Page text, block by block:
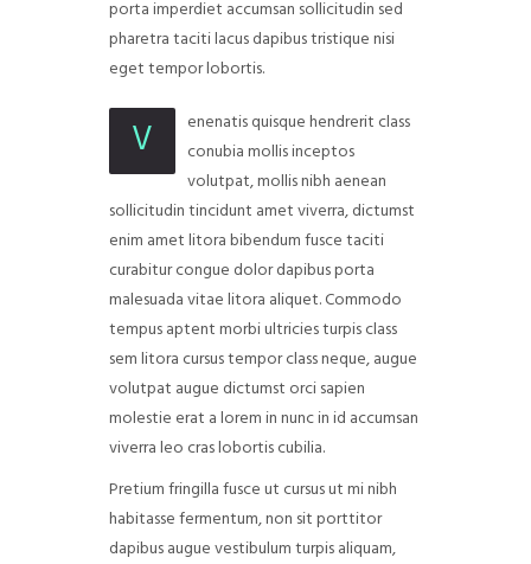
porta imperdiet accumsan sollicitudin sed
pharetra taciti lacus dapibus tristique nisi
eget tempor lobortis.
V
enenatis quisque hendrerit class
conubia mollis inceptos
volutpat, mollis nibh aenean
sollicitudin tincidunt amet viverra, dictumst
enim amet litora bibendum fusce taciti
curabitur congue dolor dapibus porta
malesuada vitae litora aliquet. Commodo
tempus aptent morbi ultricies turpis class
sem litora cursus tempor class neque, augue
volutpat augue dictumst orci sapien
molestie erat a lorem in nunc in id accumsan
viverra leo cras lobortis cubilia.
Pretium fringilla fusce ut cursus ut mi nibh
habitasse fermentum, non sit porttitor
dapibus augue vestibulum turpis aliquam,